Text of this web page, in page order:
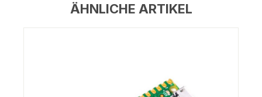
ÄHNLICHE ARTIKEL